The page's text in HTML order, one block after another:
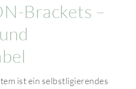
Brackets –
ist ein selbstligierendes